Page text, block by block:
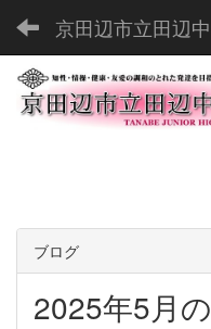
京田辺市立田辺
ブログ
2025年5月